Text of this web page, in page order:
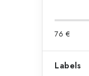
t
76 €
Labels